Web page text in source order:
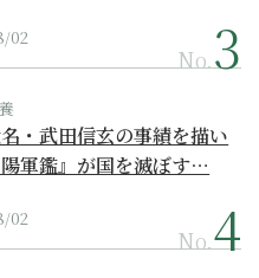
02
No.
・武田信玄の事績を描い
軍鑑』が国を滅ぼす…
02
No.